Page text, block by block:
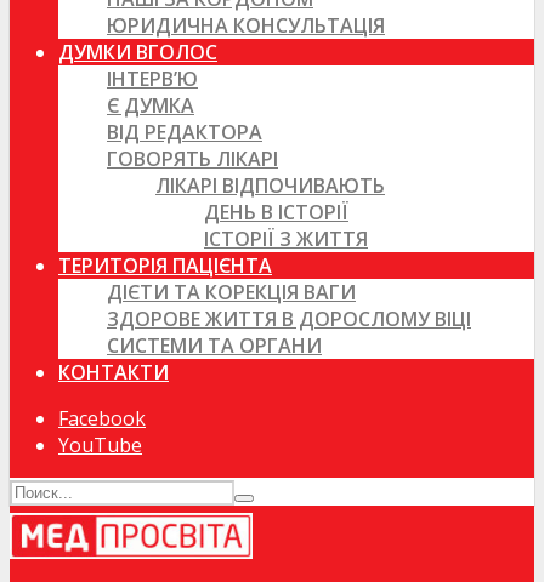
ЮРИДИЧНА КОНСУЛЬТАЦІЯ
ДУМКИ ВГОЛОС
ІНТЕРВ’Ю
Є ДУМКА
ВІД РЕДАКТОРА
ГОВОРЯТЬ ЛІКАРІ
ЛІКАРІ ВІДПОЧИВАЮТЬ
ДЕНЬ В ІСТОРІЇ
ІСТОРІЇ З ЖИТТЯ
ТЕРИТОРІЯ ПАЦІЄНТА
ДІЄТИ ТА КОРЕКЦІЯ ВАГИ
ЗДОРОВЕ ЖИТТЯ В ДОРОСЛОМУ ВІЦІ
СИСТЕМИ ТА ОРГАНИ
КОНТАКТИ
Facebook
YouTube